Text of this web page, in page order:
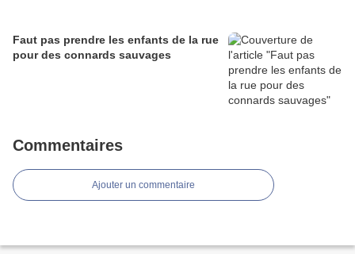
Faut pas prendre les enfants de la rue
pour des connards sauvages
Commentaires
Ajouter un commentaire